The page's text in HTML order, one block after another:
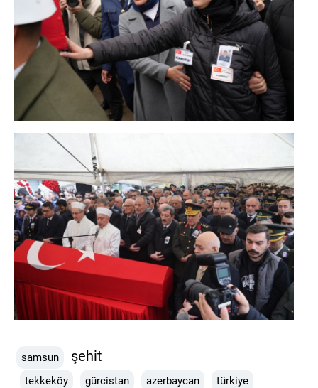
samsun şehit
tekkeköy gürcistan azerbaycan türkiye